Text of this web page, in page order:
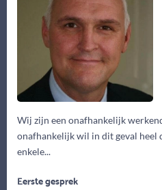
Wij zijn een onafhankelijk
onafhankelijk wil in dit geval heel
enkele...
Eerste gesprek